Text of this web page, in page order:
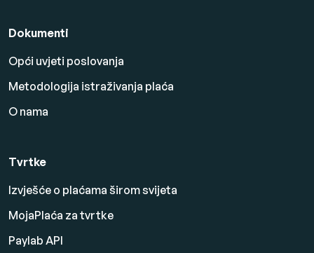
Dokumenti
Opći uvjeti poslovanja
Metodologija istraživanja plaća
O nama
Tvrtke
Izvješće o plaćama širom svijeta
MojaPlaća za tvrtke
Paylab API